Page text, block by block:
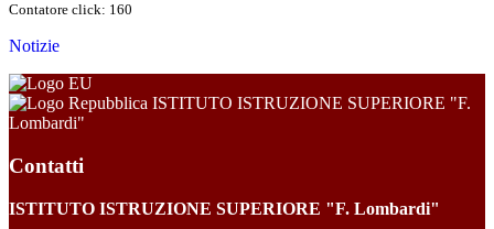
Contatore click: 160
Notizie
ISTITUTO ISTRUZIONE SUPERIORE "F.
Lombardi"
Contatti
ISTITUTO ISTRUZIONE SUPERIORE "F. Lombardi"